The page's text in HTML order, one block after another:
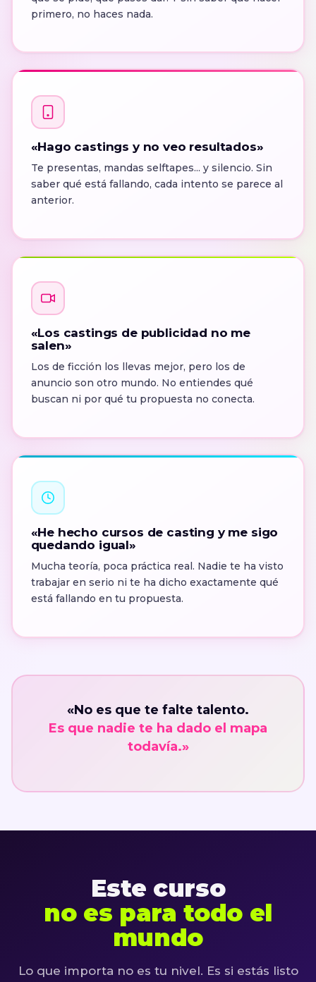
primero, no haces nada.
«Hago castings y no veo resultados»
Te presentas, mandas selftapes... y silencio. Sin
saber qué está fallando, cada intento se parece al
anterior.
«Los castings de publicidad no me
salen»
Los de ficción los llevas mejor, pero los de
anuncio son otro mundo. No entiendes qué
buscan ni por qué tu propuesta no conecta.
«He hecho cursos de casting y me sigo
quedando igual»
Mucha teoría, poca práctica real. Nadie te ha visto
trabajar en serio ni te ha dicho exactamente qué
está fallando en tu propuesta.
«No es que te falte talento.
Es que nadie te ha dado el mapa
todavía.»
Este curso
no es para todo el
mundo
Lo que importa no es tu nivel. Es si estás listo